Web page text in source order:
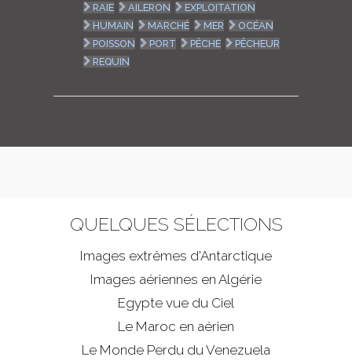
RAIE AILERON
EXPLOITATION
HUMAIN
MARCHÉ MER
OCÉAN
POISSON
PORT PÊCHE
PÊCHEUR
REQUIN
QUELQUES SÉLECTIONS
Images extrêmes d'Antarctique
Images aériennes en Algérie
Egypte vue du Ciel
Le Maroc en aérien
Le Monde Perdu du Venezuela